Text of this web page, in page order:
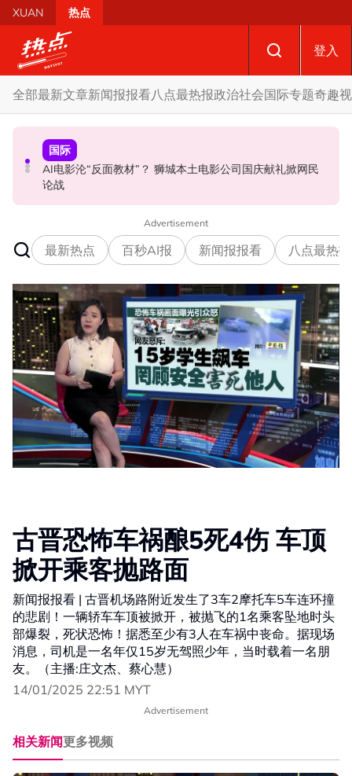
Skip to main content
XUAN 热点
登入
全部最新文章新闻报报看八点最热报政治社会国际专题奇趣
国际
AI电影沦“反面教材”？ 狮城本土电影公司国庆献礼掀网民
论战
政治
要求安华解释为何冻结MyKHAS权限 5蓝眼议员: 改革不是
把人民拨款政治化
政治
驳斥全国大选提前举行 法米：各成员党承诺挺政府至届满
Advertisement
最新热点 百秒AI报 新闻报报看 八点最热报
古晋恐怖车祸酿5死4伤 车顶
掀开乘客抛路面
新闻报报看 | 古晋机场路附近发生了3车2摩托车5车连环撞
的悲剧！一辆轿车车顶被掀开，被抛飞的1名乘客坠地时头
部爆裂，死状恐怖！据悉至少有3人在车祸中丧命。据现场
消息，司机是一名年仅15岁无驾照少年，当时载着一名朋
友。（主播:庄文杰、蔡心慧）
14/01/2025 22:51 MYT
Advertisement
相关新闻更多视频